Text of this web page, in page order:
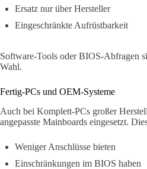
Ersatz nur über Hersteller
Eingeschränkte Aufrüstbarkeit
Software-Tools oder BIOS-Abfragen
Wahl.
Fertig-PCs und OEM-Systeme
Auch bei Komplett-PCs großer
angepasste Mainboards eingesetzt.
Weniger Anschlüsse bieten
Einschränkungen im BIOS haben